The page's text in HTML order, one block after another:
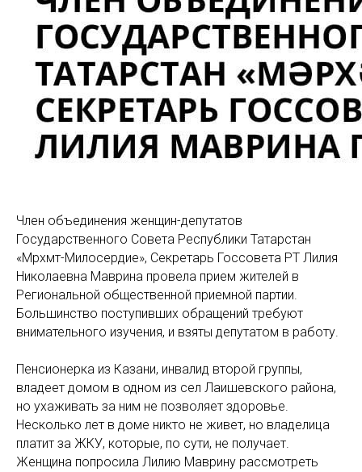
Член объединения женщин-депутатов
Государственного Совета Республики Татарстан
«Мәрхәмәт-Милосердие», Секретарь Госсовета РТ Лилия
Николаевна Маврина провела прием жителей в
Региональной общественной приемной партии.
Большинство поступивших обращений требуют
внимательного изучения, и взяты депутатом в работу.
Пенсионерка из Казани, инвалид второй группы,
владеет домом в одном из сел Лаишевского района,
но ухаживать за ним не позволяет здоровье.
Несколько лет в доме никто не живет, но владелица
платит за ЖКУ, которые, по сути, не получает.
Женщина попросила Лилию Маврину рассмотреть